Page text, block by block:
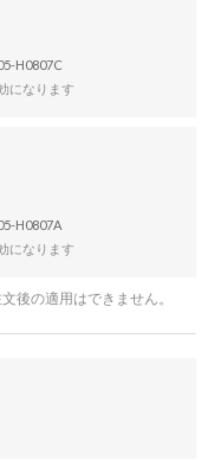
H0807C
になります
H0807A
になります
後の適用はできません。